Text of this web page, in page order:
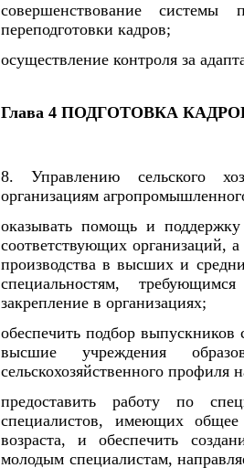
совершенствование
переподготовки кадров;
осуществление контроля за
Глава 4 ПОДГОТОВКА
8. Управлению сельского
организациям
оказывать помощь и
соответствующих организаций,
производства в высших и
специальностям,
закрепление в организациях;
обеспечить подбор
высшие учреждения
сельскохозяйственного профиля
предоставить работу по
специалистов, имеющих
возраста, и обеспечить
молодым специалистам,